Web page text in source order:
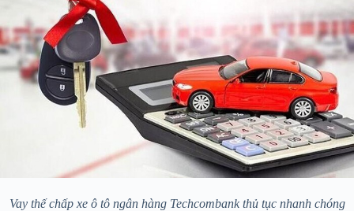
Vay thế chấp xe ô tô ngân hàng Techcombank thủ tục nhanh chóng